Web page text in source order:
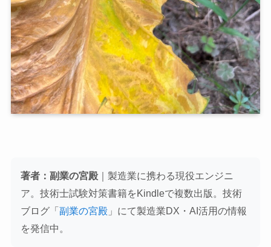
著者：副業の宮殿｜製造業に携わる現役エンジニ
ア。技術士試験対策書籍をKindleで複数出版。技術
ブログ「副業の宮殿 」にて製造業DX・AI活用の情報
を発信中。